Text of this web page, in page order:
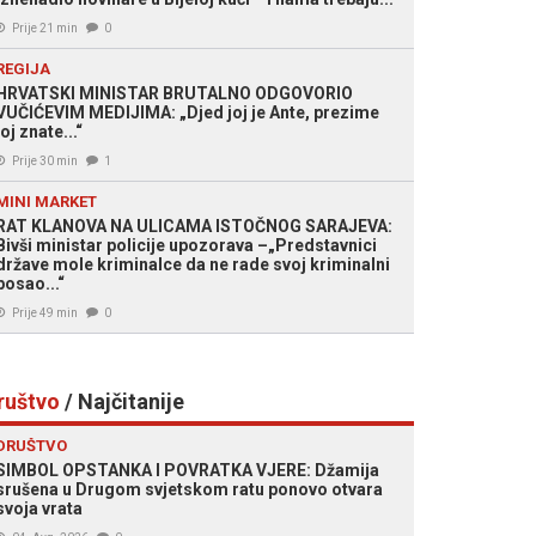
Prije 21 min 0
MINISTAR BRUTALNO ODGOVORIO
MEDIJIMA: „Djed joj je Ante, prezime
znate...“
Prije 30 min 1
MARKET
KLANOVA NA ULICAMA ISTOČNOG SARAJEVA:
ministar policije upozorava –„Predstavnici
mole kriminalce da ne rade svoj kriminalni
Prije 49 min 0
/ Najčitanije
OPSTANKA I POVRATKA VJERE: Džamija
u Drugom svjetskom ratu ponovo otvara
vrata